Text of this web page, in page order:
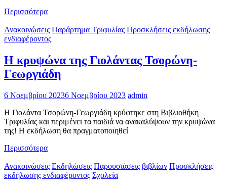
Περισσότερα
Ανακοινώσεις Παράρτημα Τριφυλίας Προσκλήσεις εκδήλωσης
ενδιαφέροντος
Η κρυψώνα της Γιολάντας Τσορώνη-
Γεωργιάδη
6 Νοεμβρίου 20236 Νοεμβρίου 2023 admin
Η Γιολάντα Τσορώνη-Γεωργιάδη κρύφτηκε στη Βιβλιοθήκη
Τριφυλίας και περιμένει τα παιδιά να ανακαλύψουν την κρυψώνα
της! Η εκδήλωση θα πραγματοποιηθεί
Περισσότερα
Ανακοινώσεις Εκδηλώσεις Παρουσιάσεις βιβλίων Προσκλήσεις
εκδήλωσης ενδιαφέροντος Σχολεία